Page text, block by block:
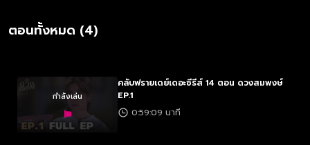
จุดจบอย่างไร?...
ตอนทั้งหมด (4)
กำลังเล่น
คลับฟรายเดย์เดอะซีรีส์ 14 ตอน ดวงสมพงษ์
EP.1
0:59:09 นาที